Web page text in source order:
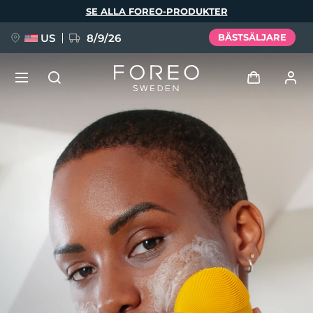
SE ALLA FOREO-PRODUKTER
US 8/9/26 BÄSTSÄLJARE
Användarprofil
Mina enheter
Mina beställningar
Mina adresser
Mina prenumerationer
NYHET
FAQ™ Pure Beauty-Tech Elixir
BREAKING NEWS
issa™ Teeth Whitening Set
Språk
English Deutsch
Español
Français
Italiano
Português
Svenska
Русский
Türkçe
简体中文 繁體中文